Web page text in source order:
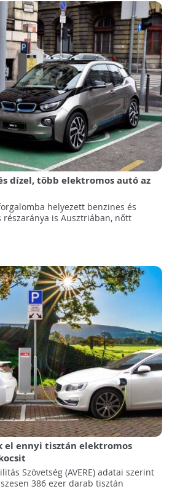
dízel, több elektromos autó az
helyezett benzines és
részaránya is Ausztriában, nőtt
el ennyi tisztán elektromos
Szövetség (AVERE) adatai szerint
386 ezer darab tisztán